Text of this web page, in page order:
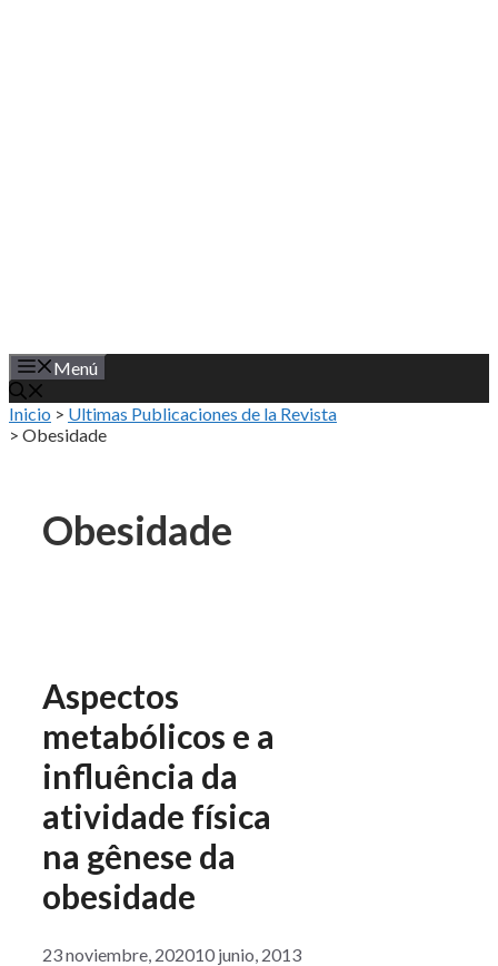
Menú
Inicio > Ultimas Publicaciones de la Revista
> Obesidade
Obesidade
Aspectos
metabólicos e a
influência da
atividade física
na gênese da
obesidade
23 noviembre, 202010 junio, 2013